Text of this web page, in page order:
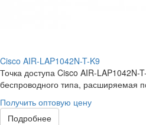
Cisco AIR-LAP1042N-T-K9
Точка доступа Cisco AIR-LAP1042N-
беспроводного типа, расширяемая
Получить оптовую цену
Подробнее